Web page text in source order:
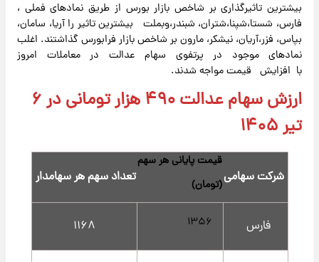
بیشترین تاثیرگذاری بر شاخص بازار بورس از طریق نمادهای فملی ،
فارس، شستا،شپنا،شتران، شبندر،وبملت بیشترین تاثیر را آریا، سامان،
بپاس، فزر،آریان، نیشکر، مارون بر شاخص بازار فرابورس گذاشتند. اغلب
نمادهای موجود در پرتفوی سهام عدالت در معاملات امروز
با افزایش قیمت مواجه شدند.
ارزش سهام عدالت ۴۹۰ هزار تومانی در ۶
تیر ۱۴۰۵
شرکت سهامی
قیمت پایانی هر سهم
(تومان)
تعداد سهم هر سهامدار
فارس ۱۳۵۶ ۱۱۶۸